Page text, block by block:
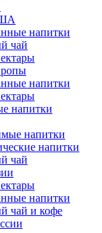
напитки
чай
напитки
напитки
напитки
напитки
чай
напитки
чай и кофе